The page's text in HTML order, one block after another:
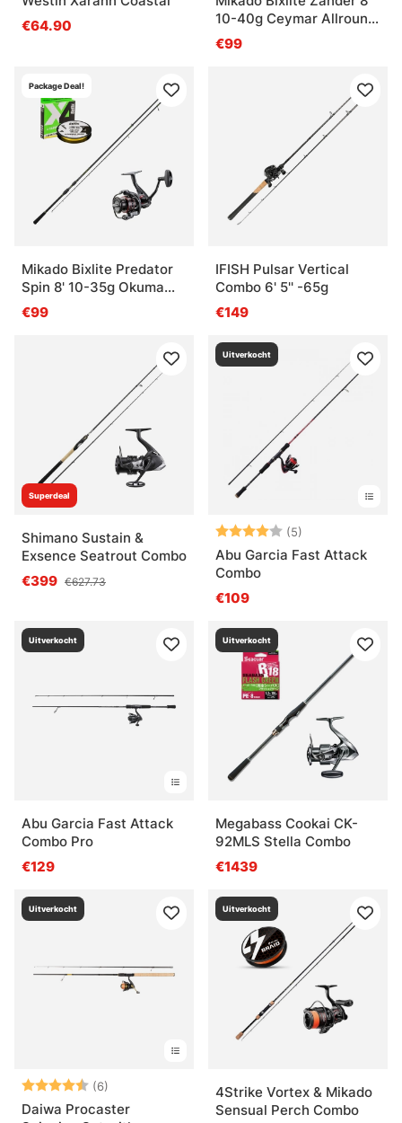
€64.90
10-40g Ceymar Allround
Combo
€99
Package Deal!
Mikado Bixlite Predator
Spin 8' 10-35g Okuma
Ceymar Combo
€99
IFISH Pulsar Vertical
Combo 6' 5'' -65g
€149
Superdeal
Shimano Sustain &
Exsence Seatrout Combo
€399 €627.73
Uitverkocht
Beoordeling:
(5)
Abu Garcia Fast Attack
Combo
€109
Uitverkocht
Abu Garcia Fast Attack
Combo Pro
€129
Uitverkocht
Megabass Cookai CK-
92MLS Stella Combo
€1439
Uitverkocht
Beoordeling:
(6)
Daiwa Procaster
Uitverkocht
4Strike Vortex & Mikado
Sensual Perch Combo